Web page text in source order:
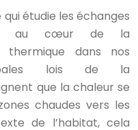
étudie les échanges
au cœur de la
thermique dans nos
lois de la
que la chaleur se
chaudes vers les
de l’habitat, cela